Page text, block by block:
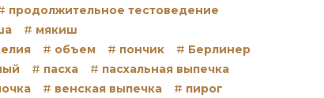
продолжительное тестоведение
мякиш
объем пончик
Берлинер
пасха
пасхальная выпечка
венская выпечка
пирог